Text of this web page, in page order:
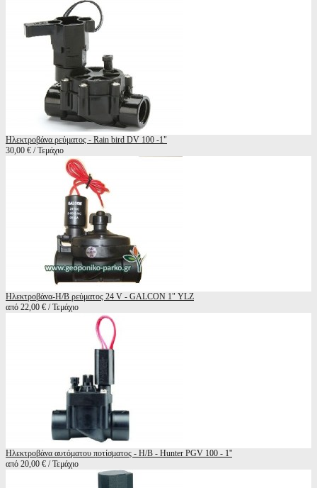
Ηλεκτροβάνα ρεύματος - Rain bird DV 100 -1"
30,00 € / Τεμάχιο
Ηλεκτροβάνα-Η/B ρεύματος 24 V - GALCON 1" YLZ
από 22,00 € / Τεμάχιο
Ηλεκτροβάνα αυτόματου ποτίσματος - Η/Β - Hunter PGV 100 - 1''
από 20,00 € / Τεμάχιο